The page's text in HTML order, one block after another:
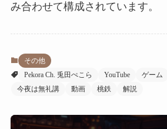
み合わせて構成されています。
その他
Pekora Ch. 兎田ぺこら
YouTube ゲーム
今夜は無礼講
動画 桃鉄 解説